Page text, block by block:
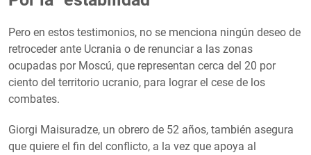
Pero en estos testimonios, no se menciona ningún deseo de
retroceder ante Ucrania o de renunciar a las zonas
ocupadas por Moscú, que representan cerca del 20 por
ciento del territorio ucranio, para lograr el cese de los
combates.
Giorgi Maisuradze, un obrero de 52 años, también asegura
que quiere el fin del conflicto, a la vez que apoya al